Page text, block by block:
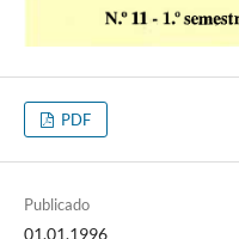
PDF
Publicado
01.01.1996